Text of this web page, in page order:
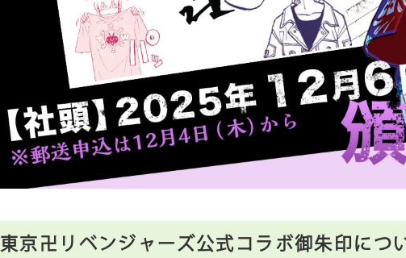
東京卍リベンジャーズ公式コラボ御朱印につ